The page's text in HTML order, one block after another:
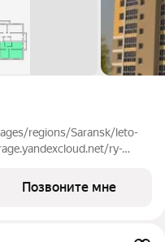
regions/Saransk/leto-
ry-
Позвоните мне